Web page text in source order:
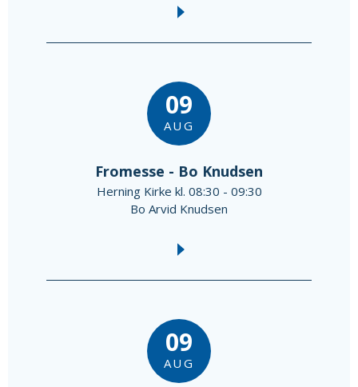
09
AUG
Fromesse - Bo Knudsen
Herning Kirke kl. 08:30 - 09:30
Bo Arvid Knudsen
09
AUG